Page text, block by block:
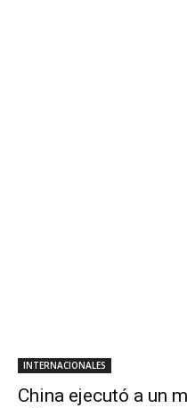
INTERNACIONALES
China ejecutó a un